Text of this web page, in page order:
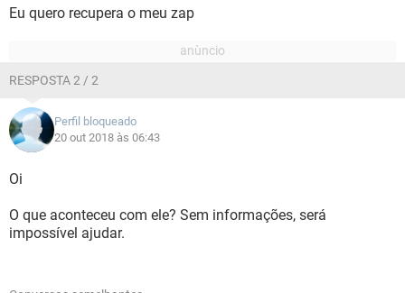
Eu quero recupera o meu zap
RESPOSTA 2 / 2
Perfil bloqueado
20 out 2018 às 06:43
Oi
O que aconteceu com ele? Sem informações, será
impossível ajudar.